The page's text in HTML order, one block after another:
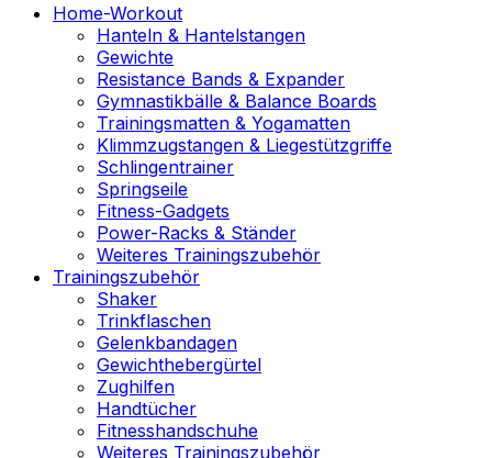
Home-Workout
Hanteln & Hantelstangen
Gewichte
Resistance Bands & Expander
Gymnastikbälle & Balance Boards
Trainingsmatten & Yogamatten
Klimmzugstangen & Liegestützgriffe
Schlingentrainer
Springseile
Fitness-Gadgets
Power-Racks & Ständer
Weiteres Trainingszubehör
Trainingszubehör
Shaker
Trinkflaschen
Gelenkbandagen
Gewichthebergürtel
Zughilfen
Handtücher
Fitnesshandschuhe
Weiteres Trainingszubehör